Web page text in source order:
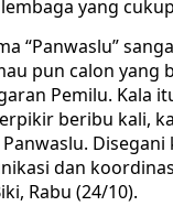
yang
“Panwaslu”
pun calon yang
Pemilu. Kala
beribu kali,
Disegani
dan
Rabu (24/10).